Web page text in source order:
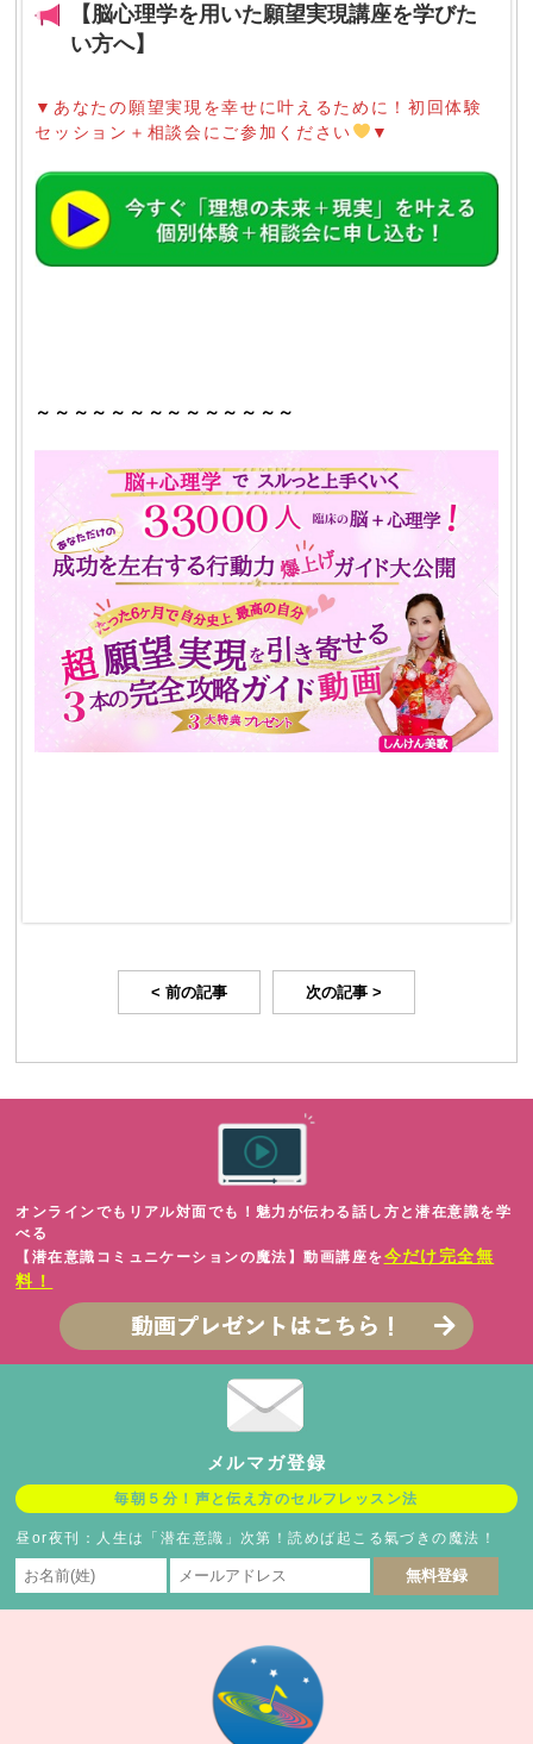
【脳心理学を用いた願望実現講座を学びた
い方へ】
▼あなたの願望実現を幸せに叶えるために！初回体験
セッション＋相談会にご参加ください
▼
～～～～～～～～～～～～～～
< 前の記事 次の記事 >
オンラインでもリアル対面でも！魅力が伝わる話し方と潜在意識を学
べる
【潜在意識コミュニケーションの魔法】動画講座を今だけ完全無
料！
メルマガ登録
毎朝５分！声と伝え方のセルフレッスン法
昼or夜刊：人生は「潜在意識」次第！読めば起こる氣づきの魔法！